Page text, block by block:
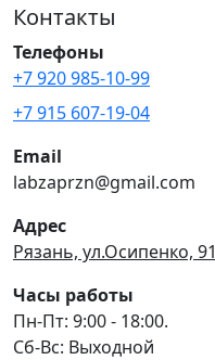
Контакты
Телефоны
+7 920 985-10-99
+7 915 607-19-04
Email
labzaprzn@gmail.com
Адрес
Рязань, ул.Осипенко, 91
Часы работы
Пн-Пт: 9:00 - 18:00.
Сб-Вс: Выходной